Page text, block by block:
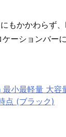
もかかわらず
ーションバー
小最軽量 大容
点 (ブラック)